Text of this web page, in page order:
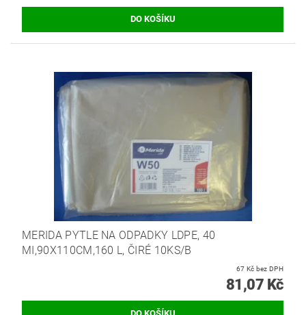
MERIDA PYTLE NA ODPADKY LDPE, 40
MI,90X110CM,160 L, ČIRÉ 10KS/B
67 Kč bez DPH
81,07 Kč